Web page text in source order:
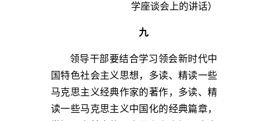
学座谈会上的讲话）
九
领导干部要结合学习领会新时代中
国特色社会主义思想，多读、精读一些
马克思主义经典作家的著作，多读、精
读一些马克思主义中国化的经典篇章，